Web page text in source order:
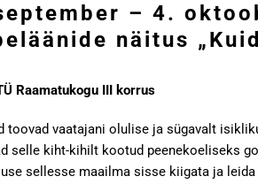
– 4.
näitus
Raamatukogu III korrus
toovad vaatajani olulise ja sügavalt
selle kiht-kihilt kootud peenekoeliseks
sellesse maailma sisse kiigata ja